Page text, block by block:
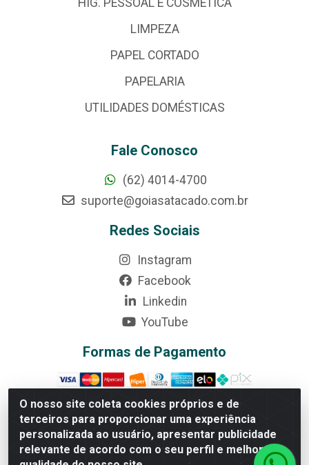
O nosso site coleta cookies próprios e de
terceiros para proporcionar uma experiência
personalizada ao usuário, apresentar publicidade
relevante de acordo com o seu perfil e melhorar a
HIG. PESSOAL E COSMÉTICA
LIMPEZA
PAPEL CORTADO
PAPELARIA
UTILIDADES DOMÉSTICAS
Fale Conosco
(62) 4014-4700
suporte@goiasatacado.com.br
Redes Sociais
Instagram
Facebook
Linkedin
YouTube
Formas de Pagamento
Rede Brasil - Avenida Universitária, nº 3860, Jardim das
Américas II Etapa - Anápolis/GO - CEP 75070-415 -
CNPJ 07.728.073/0002-24